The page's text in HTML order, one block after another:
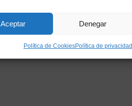
Aceptar Denegar
Política de CookiesPolítica de privacidad